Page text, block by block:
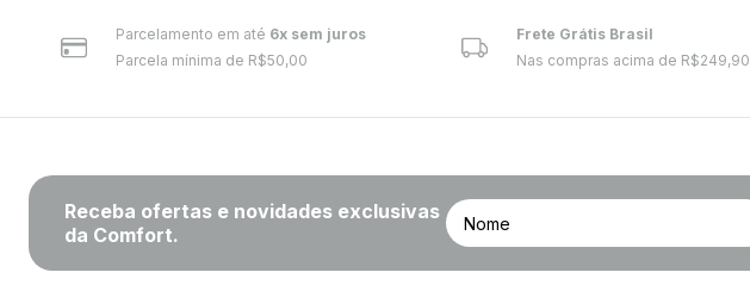
Parcelamento em até 6x sem juros
Parcela mínima de R$50,00
Frete Grátis Brasil
Nas compras acima de R$249,90
Receba ofertas e novidades exclusivas
da Comfort.